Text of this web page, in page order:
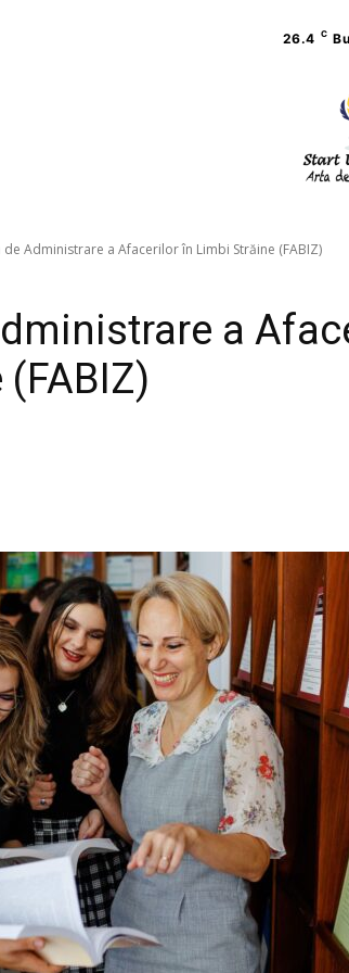
26.4 C
de Administrare a Afacerilor în Limbi Străine (FABIZ)
a